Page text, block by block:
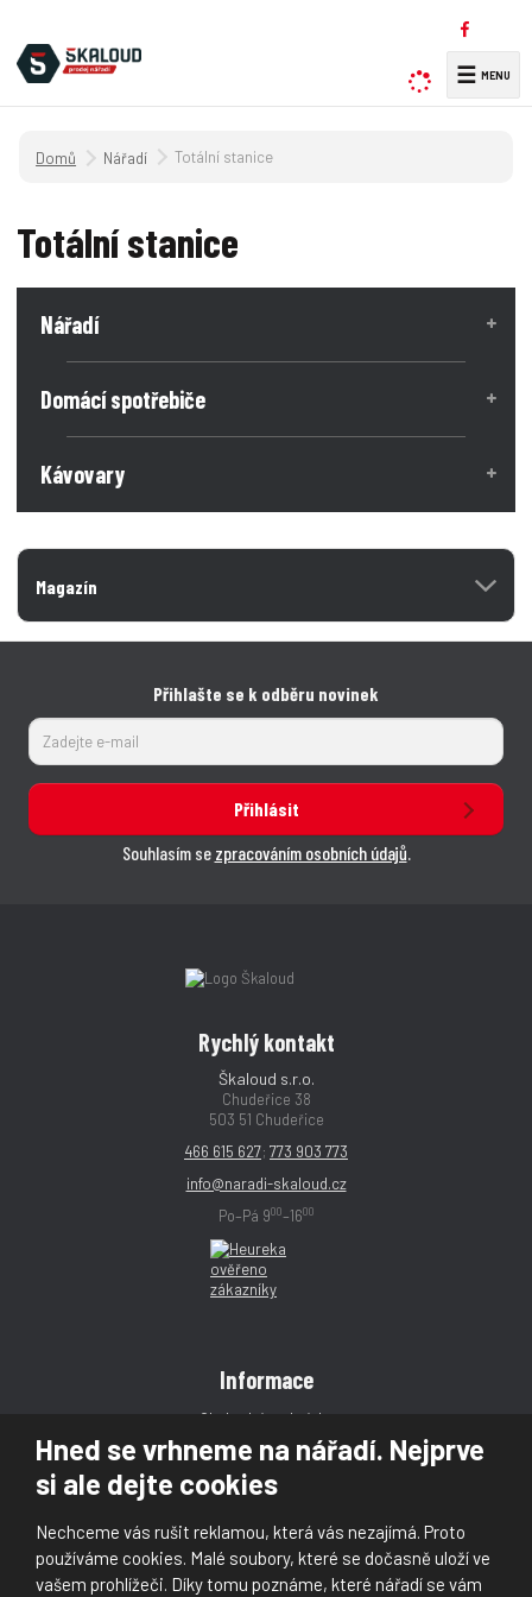
Hned se vrhneme na nářadí. Nejprve
si ale dejte cookies
Nechceme vás rušit reklamou, která vás nezajímá. Proto
používáme cookies. Malé soubory, které se dočasně uloží ve
vašem prohlížeči. Díky tomu poznáme, které nářadí se vám
y
☰
Úvodní strana
Nářadí Totální stanice
Totální stanice
Nářadí
Domácí spotřebiče
Kávovary
Magazín
Přihlašte se k odběru novinek
Přihlásit
Souhlasím se zpracováním osobních údajů.
Rychlý kontakt
Škaloud s.r.o.
Chudeřice 38
503 51 Chudeřice
466 615 627; 773 903 773
info@naradi-skaloud.cz
Po–Pá 900–1600
Informace
Obchodní podmínky
Reklamace
Magazín
Kontakt